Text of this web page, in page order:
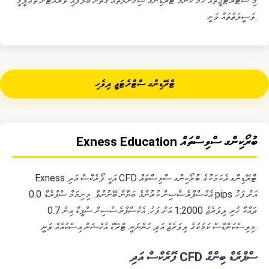
ވަސީލަތްތައް ވަނީ.
ޓްރޭޑިންގ ސްޓްރެޓަޖީ ދިވެހި
Exness Education ބުރޯކިންގ ސްވިސްތައް
Exness އަކީ ފޯރެކްސް އަދި CFD ޓްރޭޑިންގ އެކަމަކުގެ ބުރޯކިންގ ސްވިސްތައް
އެކްސްޕްރެސްސިން ކުރުންގެ ބަޔާން ބޭނުންވާ. މިނިމަމް ސްޕްރެޑް 0.0 pips އަށް ފަހު
ދައްކާ ހުރި ލިވަރެޖް 1:2000 އަށް ފަހު. އެކްސްޕްރެސްސިން ސްޕީޑް އިން 0.7
މިލިސެކަންޑްސް ކަމަކުގެ ލިވަރެޖް އަދި ހުންނަނީ ޓްރޭޑް އެކްޝަން އިސްކުއެއް ވަނީ.
ފޮރެކްސް އަދި CFD ސްޕްރެޑް ބިންގް